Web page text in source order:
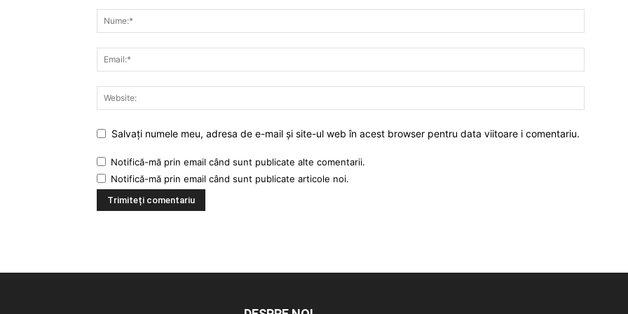
Salvați numele meu, adresa de e-mail și site-ul web în acest browser pentru data viitoare i comentariu.
Notifică-mă prin email când sunt publicate alte comentarii.
Notifică-mă prin email când sunt publicate articole noi.